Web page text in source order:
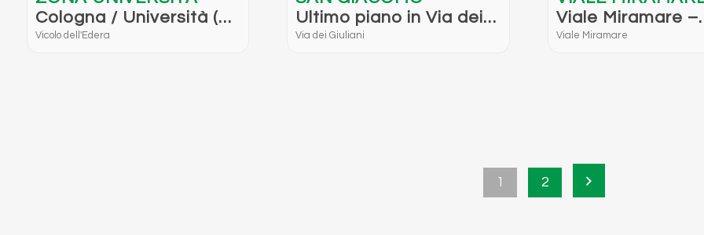
Cologna / Università (
Vicolo dell’Edera )
Vicolo dell'Edera
Ultimo piano in Via dei
Giuliani – San Giacomo,
Via dei Giuliani
Viale Miramare –
Panoramico
Viale Miramare
1 2